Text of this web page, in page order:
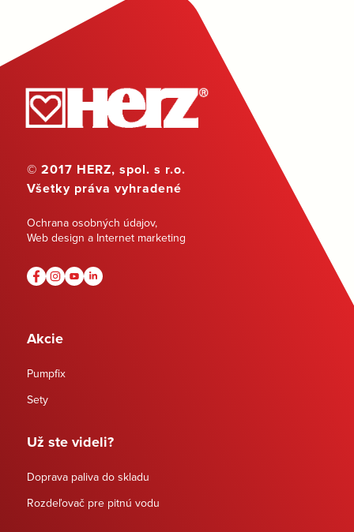
© 2017 HERZ, spol. s r.o.
Všetky práva vyhradené
Ochrana osobných údajov,
Web design a Internet marketing
Akcie
Pumpfix
Sety
Už ste videli?
Doprava paliva do skladu
Rozdeľovač pre pitnú vodu